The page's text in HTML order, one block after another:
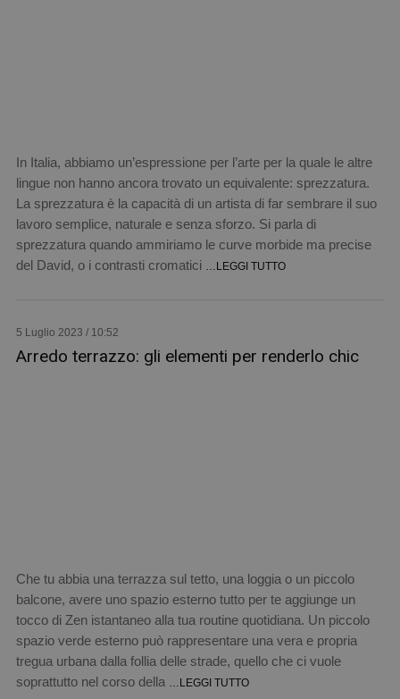
In Italia, abbiamo un’espressione per l’arte per la quale le altre
lingue non hanno ancora trovato un equivalente: sprezzatura.
La sprezzatura è la capacità di un artista di far sembrare il suo
lavoro semplice, naturale e senza sforzo. Si parla di
sprezzatura quando ammiriamo le curve morbide ma precise
del David, o i contrasti cromatici …LEGGI TUTTO
5 Luglio 2023 / 10:52
Arredo terrazzo: gli elementi per renderlo chic
Che tu abbia una terrazza sul tetto, una loggia o un piccolo
balcone, avere uno spazio esterno tutto per te aggiunge un
tocco di Zen istantaneo alla tua routine quotidiana. Un piccolo
spazio verde esterno può rappresentare una vera e propria
tregua urbana dalla follia delle strade, quello che ci vuole
soprattutto nel corso della
…LEGGI TUTTO